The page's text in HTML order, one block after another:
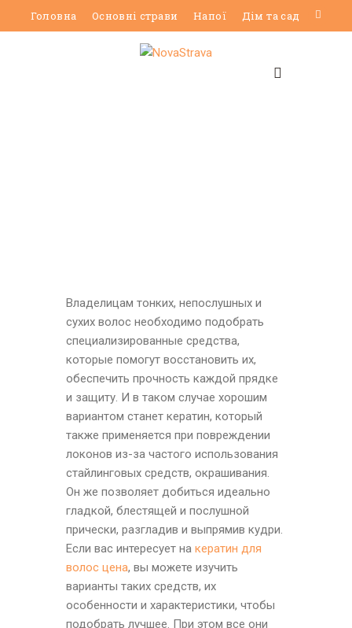
Головна Основні страви Напої Дім та сад
Владелицам тонких, непослушных и
сухих волос необходимо подобрать
специализированные средства,
которые помогут восстановить их,
обеспечить прочность каждой прядке
и защиту. И в таком случае хорошим
вариантом станет кератин, который
также применяется при повреждении
локонов из-за частого использования
стайлинговых средств, окрашивания.
Он же позволяет добиться идеально
гладкой, блестящей и послушной
прически, разгладив и выпрямив кудри.
Если вас интересует на кератин для
волос цена, вы можете изучить
варианты таких средств, их
особенности и характеристики, чтобы
подобрать лучшее. При этом все они